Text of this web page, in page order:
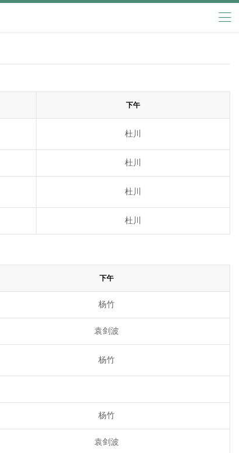
下午
杜川
杜川
杜川
杜川
下午
杨竹
袁剑波
杨竹
杨竹
袁剑波